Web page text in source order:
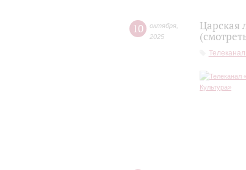
10 октября
2025
Царская